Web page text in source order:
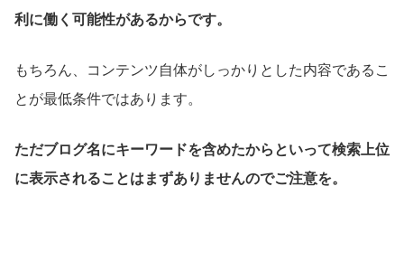
利に働く可能性があるからです。
もちろん、コンテンツ自体がしっかりとした内容であるこ
とが最低条件ではあります。
ただブログ名にキーワードを含めたからといって検索上位
に表示されることはまずありませんのでご注意を。